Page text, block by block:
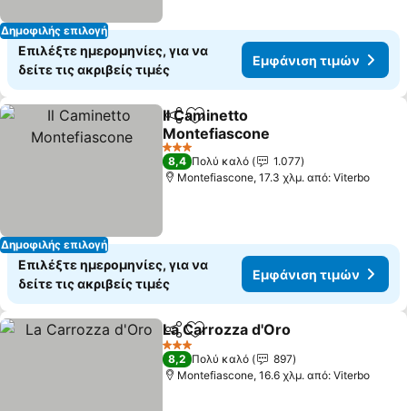
Δημοφιλής επιλογή
Επιλέξτε ημερομηνίες, για να
δείτε τις ακριβείς τιμές
Εμφάνιση τιμών
Δημοφιλής επιλογή
Κοινοποίηση
Προσθήκη στα αγαπημένα
Il Caminetto
Montefiascone
3 Αστέρια
8,4 Πολύ καλό
1.077
Montefiascone, 17.3 χλμ. από: Viterbo
Επιλέξτε ημερομηνίες, για να
δείτε τις ακριβείς τιμές
Εμφάνιση τιμών
Κοινοποίηση
Προσθήκη στα αγαπημένα
La Carrozza d'Oro
3 Αστέρια
8,2 Πολύ καλό
897
Montefiascone, 16.6 χλμ. από: Viterbo